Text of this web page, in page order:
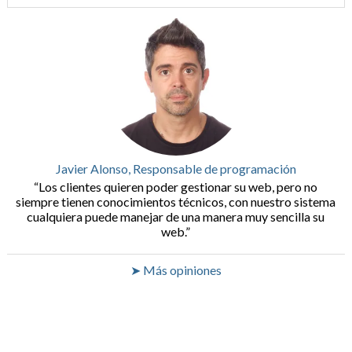
Javier Alonso, Responsable de programación
Los clientes quieren poder gestionar su web, pero no
siempre tienen conocimientos técnicos, con nuestro sistema
cualquiera puede manejar de una manera muy sencilla su
web.
➤ Más opiniones